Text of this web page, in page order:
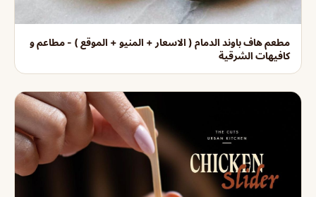
مطعم هاف باوند الدمام ( الاسعار + المنيو + الموقع ) - مطاعم و
كافيهات الشرقية